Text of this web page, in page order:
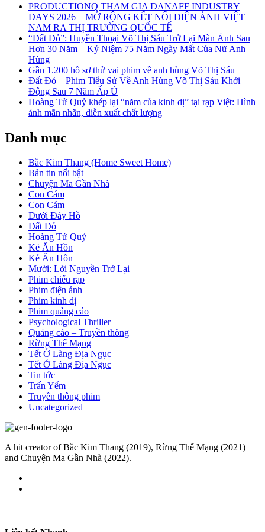
PRODUCTIONQ THAM GIA DANAFF INDUSTRY
DAYS 2026 – MỞ RỘNG KẾT NỐI ĐIỆN ẢNH VIỆT
NAM RA THỊ TRƯỜNG QUỐC TẾ
“Đất Đỏ”: Huyền Thoại Võ Thị Sáu Trở Lại Màn Ảnh Sau
Hơn 30 Năm – Kỷ Niệm 75 Năm Ngày Mất Của Nữ Anh
Hùng
Gần 1.200 hồ sơ thử vai phim về anh hùng Võ Thị Sáu
Đất Đỏ – Phim Tiểu Sử Về Anh Hùng Võ Thị Sáu Khởi
Động Sau 7 Năm Ấp Ủ
Hoàng Tử Quỷ khép lại “năm của kinh dị” tại rạp Việt: Hình
ảnh mãn nhãn, diễn xuất chất lượng
Danh mục
Bắc Kim Thang (Home Sweet Home)
Bản tin nổi bật
Chuyện Ma Gần Nhà
Con Cám
Con Cám
Dưới Đáy Hồ
Đất Đỏ
Hoàng Tử Quỷ
Kẻ Ăn Hồn
Kẻ Ăn Hồn
Mười: Lời Nguyền Trở Lại
Phim chiếu rạp
Phim điện ảnh
Phim kinh dị
Phim quảng cáo
Psychological Thriller
Quảng cáo – Truyền thông
Rừng Thế Mạng
Tết Ở Làng Địa Ngục
Tết Ở Làng Địa Ngục
Tin tức
Trấn Yểm
Truyền thông phim
Uncategorized
A hit creator of Bắc Kim Thang (2019), Rừng Thế Mạng (2021)
and Chuyện Ma Gần Nhà (2022).